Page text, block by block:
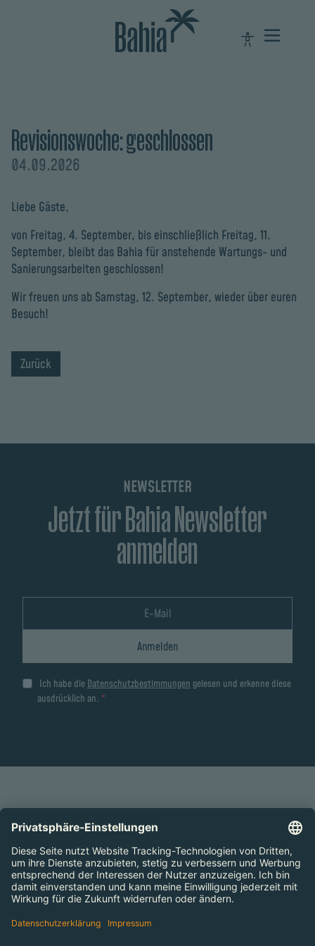
Revisionswoche: geschlossen
04.09.2026
Liebe Gäste,
von Freitag, 4. September, bis einschließlich Freitag, 11.
September, bleibt das Bahia für anstehende Wartungs- und
Sanierungsarbeiten geschlossen!
Wir freuen uns ab Samstag, 12. September, wieder über euren
Besuch!
Zurück
NEWSLETTER
Jetzt für Bahia Newsletter
anmelden
Anmelden
Ich habe dieDatenschutzbestimmungen gelesen und erkenne diese
ausdrücklich an.
ZUM SEITENANFANG
Preise
Öffnungszeiten
Arbeiten im Bahia